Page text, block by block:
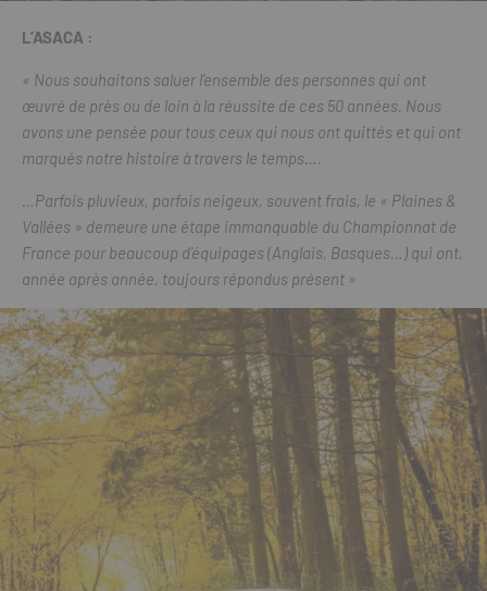
L’ASACA :
« Nous souhaitons saluer l’ensemble des personnes qui ont
œuvré de près ou de loin à la réussite de ces 50 années. Nous
avons une pensée pour tous ceux qui nous ont quittés et qui ont
marqués notre histoire à travers le temps….
…Parfois pluvieux, parfois neigeux, souvent frais, le « Plaines &
Vallées » demeure une étape immanquable du Championnat de
France pour beaucoup d’équipages (Anglais, Basques…) qui ont,
année après année, toujours répondus présent »